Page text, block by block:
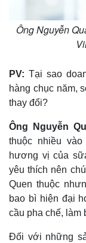
Hồ sơ
Ông Nguyễn
PV: Tại sao
hàng chục năm,
thay đổi?
Ông Nguyễn
thuộc nhiều
hương vị của
yêu thích nên
Quen thuộc
bao bì hiện đại
cầu pha chế, làm
Đối với những